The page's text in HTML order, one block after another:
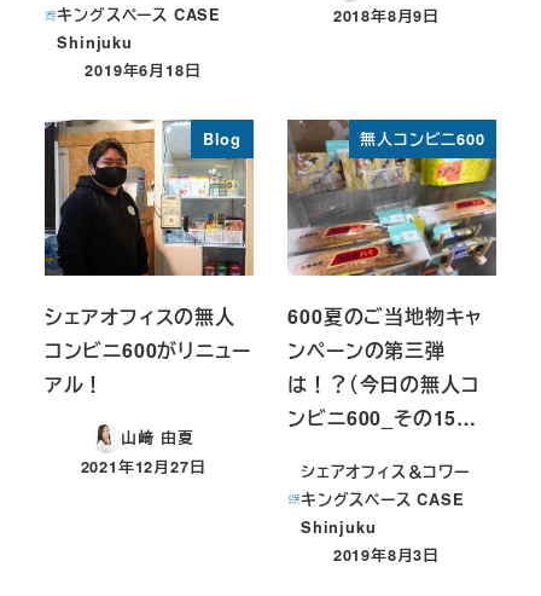
キングスペース CASE
Shinjuku
投稿日
2019年6月18日
投稿日
2018年8月9日
Blog
シェアオフィスの無人
コンビニ600がリニュー
アル！
山﨑 由夏
投稿日
2021年12月27日
無人コンビニ600
600夏のご当地物キャ
ンペーンの第三弾
は！？（今日の無人コ
ンビニ600_その15…
シェアオフィス＆コワー
キングスペース CASE
Shinjuku
投稿日
2019年8月3日